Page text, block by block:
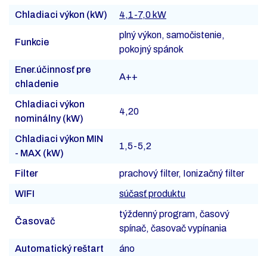
Chladiaci výkon (kW)
4,1-7,0 kW
Funkcie
plný výkon, samočistenie,
pokojný spánok
Ener.účinnosť pre
chladenie
A++
Chladiaci výkon
nominálny (kW)
4,20
Chladiaci výkon MIN
- MAX (kW)
1,5-5,2
Filter
prachový filter, Ionizačný filter
WIFI
súčasť produktu
Časovač
týždenný program, časový
spínač, časovač vypínania
Automatický reštart
áno